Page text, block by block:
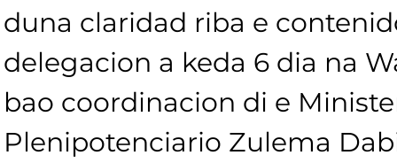
duna claridad riba e
delegacion a keda 6 dia na
bao coordinacion di e
Plenipotenciario Zulema